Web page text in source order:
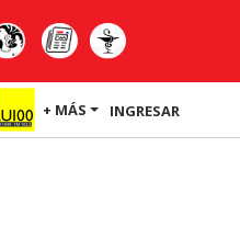
+ MÁS INGRESAR